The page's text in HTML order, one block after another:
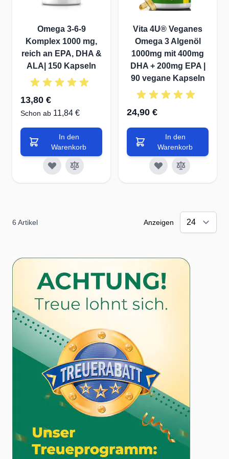
oder fügen Sie sie zu Smoothies hinzu.
Pflanzliche Öle
Leinöl, Walnussöl und Rapsöl sind gute Quellen für
Omega-3-Fettsäuren. Verwenden Sie diese Öle in
Salatdressings oder als Ergänzung zu Ihren
Lieblingsgerichten.
Ergänzungsmittel
Falls es Ihnen schwerfällt, genügend Omega-
hochwertige Nahrungsergänzungsmittel eine
sinnvolle Lösung sein. Achten Sie hierbei auf die
Reinheit und Qualität des Produkts.
Ausgewogenes Verhältnis von Omega-3 und
Ein gesundes Verhältnis von Omega-3 zu Omega-6
ist entscheidend für die optimale Funktion der
Übermaß an Omega-6-Fettsäuren aus verarbeiteten
Lebensmitteln und Pflanzenölen. Um ein gesundes
Gleichgewicht zu erreichen, sollten Sie darauf
achten, Ihre Omega-3-Fettsäuren-Zufuhr zu erhöhen
und gleichzeitig den Konsum von Omega-6 aus
ungesunden Quellen zu reduzieren.
Fazit
Eine gesunde Ernährung, die reich an Omega-
Fettsäuren ist, kann Ihr Wohlbefinden erheblich
beeinflussen. Omega-3- und Omega-6-Fettsäuren
spielen eine wichtige Rolle in der Unterstützung der
Herz-, Gehirn- und Hautgesundheit sowie bei der
Reduzierung von Entzündungen. Indem Sie fettreiche
Fische, pflanzliche Quellen und hochwertige
Omega 3-6-9
Komplex 1000 mg,
reich an EPA, DHA &
ALA| 150 Kapseln
13,80 €
Schon ab 11,84 €
In den
Warenkorb
Vita 4U® Veganes
Omega 3 Algenöl
1000mg mit 400mg
DHA + 200mg EPA |
90 vegane Kapseln
24,90 €
In den
Warenkorb
6 Artikel Anzeigen